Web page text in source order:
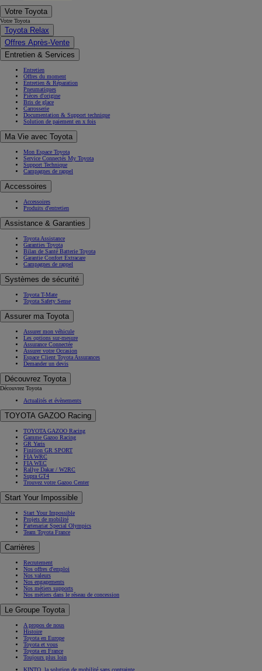
Votre Toyota
Votre Toyota
Toyota Relax
Offres Après-Vente
Entretien & Services
Entretien
Offres du moment
Entretien & Réparation
Pneumatiques
Pièces d'origine
Bris de glace
Carrosserie
Documentation & Support technique
Solution de paiement en x fois
Ma Vie avec Toyota
Mon Espace Toyota
Service Connectés My Toyota
Support Technique
Campagnes de rappel
Accessoires
Accessoires
Produits d'entretien
Assistance & Garanties
Toyota Assistance
Garanties Toyota
Bilan de Santé Batterie Toyota
Garantie Confort Extracare
Campagnes de rappel
Systèmes de sécurité
Toyota T-Mate
Toyota Safety Sense
Assurer ma Toyota
Assurer mon véhicule
Les options sur-mesure
Assurance Connectée
Assurer votre Occasion
Espace Client Toyota Assurances
Demander un devis
Découvrez Toyota
Découvrez Toyota
Actualités et évènements
TOYOTA GAZOO Racing
TOYOTA GAZOO Racing
Gamme Gazoo Racing
GR Yaris
Finition GR SPORT
FIA WRC
FIA WEC
Rallye Dakar / W2RC
Supra GT4
Trouvez votre Gazoo Center
Start Your Impossible
Start Your Impossible
Projets de mobilité
Partenariat Special Olympics
Team Toyota France
Carrières
Recrutement
Nos offres d'emploi
Nos valeurs
Nos engagements
Nos métiers supports
Nos métiers dans le réseau de concession
Le Groupe Toyota
A propos de nous
Histoire
Toyota en Europe
Toyota et vous
Toyota en France
Toujours plus loin
KINTO, la solution de mobilité sans contrainte